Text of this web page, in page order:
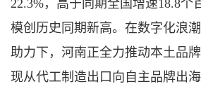
22.3%，高于同期全国增速18.8个
模创历史同期新高。在数字化浪
助力下，河南正全力推动本土品
现从代工制造出口向自主品牌出海